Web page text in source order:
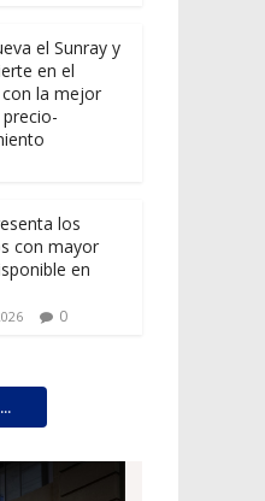
el Sunray y
en el
la mejor
los
con mayor
en
0